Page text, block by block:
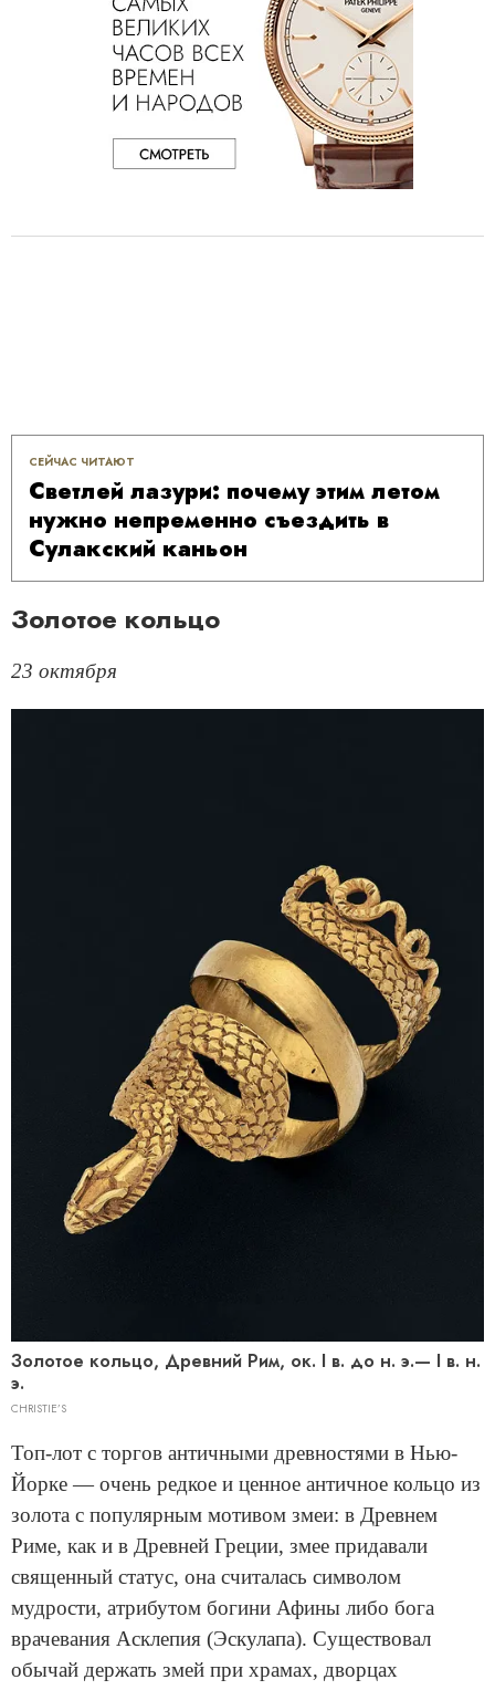
СЕЙЧАС ЧИТАЮТ
Светлей лазури: почему этим летом
нужно непременно съездить в
Сулакский каньон
Золотое кольцо
23 октября
Золотое кольцо, Древний Рим, ок. I в. до н. э.— I в. н.
э.
CHRISTIE’S
Топ-лот с торгов античными древностями в Нью-
Йорке — очень редкое и ценное античное кольцо из
золота с популярным мотивом змеи: в Древнем
Риме, как и в Древней Греции, змее придавали
священный статус, она считалась символом
мудрости, атрибутом богини Афины либо бога
врачевания Асклепия (Эскулапа). Существовал
обычай держать змей при храмах, дворцах